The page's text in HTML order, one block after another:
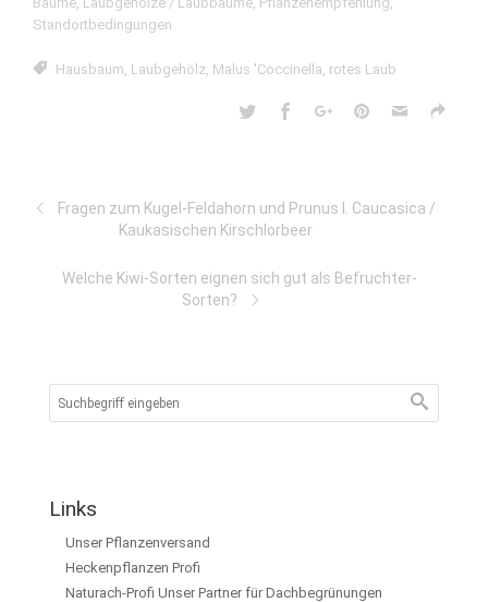
Standortbedingungen
Hausbaum, Laubgehölz, Malus 'Coccinella, rotes Laub
Fragen zum Kugel-Feldahorn und Prunus l. Caucasica /
Kaukasischen Kirschlorbeer
Welche Kiwi-Sorten eignen sich gut als Befruchter-
Sorten?
Links
Unser Pflanzenversand
Heckenpflanzen Profi
Naturach-Profi Unser Partner für Dachbegrünungen